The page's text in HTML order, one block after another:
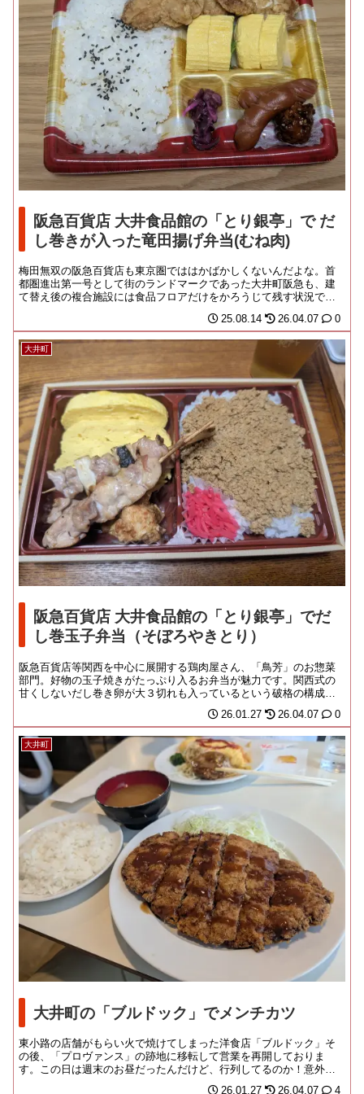
阪急百貨店 大井食品館の「とり銀亭」で だ
し巻きが入った竜田揚げ弁当(むね肉)
梅田無双の阪急百貨店も東京圏でははかばかしくないんだよな。首
都圏進出第一号として街のランドマークであった大井町阪急も、建
て替え後の複合施設には食品フロアだけをかろうじて残す状況で
25.08.14 26.04.07 0
大井町
阪急百貨店 大井食品館の「とり銀亭」でだ
し巻玉子弁当（そぼろやきとり）
阪急百貨店等関西を中心に展開する鶏肉屋さん、「鳥芳」のお惣菜
部門。好物の玉子焼きがたっぷり入るお弁当が魅力です。関西式の
甘くしないだし巻き卵が大３切れも入っているという破格の構成
26.01.27 26.04.07 0
大井町
大井町の「ブルドック」でメンチカツ
東小路の店舗がもらい火で焼けてしまった洋食店「ブルドック」そ
の後、「プロヴァンス」の跡地に移転して営業を再開しておりま
す。この日は週末のお昼だったんだけど、行列してるのか！意外と
26.01.27 26.04.07 4